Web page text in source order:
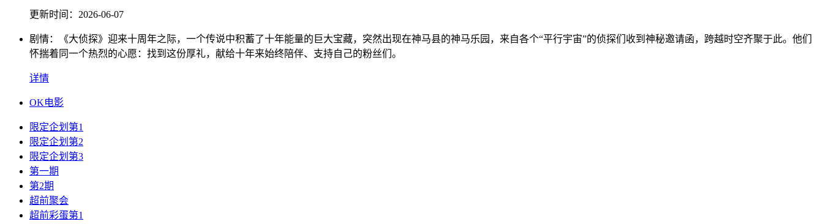
更新时间： 2026-06-07
剧情：
《大侦探》迎来十周年之际，一个传说中积蓄了十年能量的巨大宝藏，突然出现在神马县的神马乐园，来自各个“平行宇宙”的侦探们收到神秘邀请函，跨越时空齐聚于此。他们
怀揣着同一个热烈的心愿：找到这份厚礼，献给十年来始终陪伴、支持自己的粉丝们。
详情
OK电影
限定企划第1
限定企划第2
限定企划第3
第一期
第2期
超前聚会
超前彩蛋第1